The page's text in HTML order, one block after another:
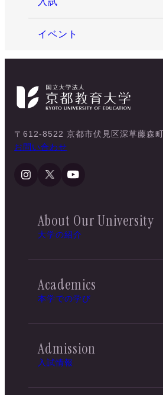
イベント
〒612-8522 京都市伏見区深草藤森
お問い合わせ
About Our University
大学の紹介
Academics
本学での学び
Admission
入試情報